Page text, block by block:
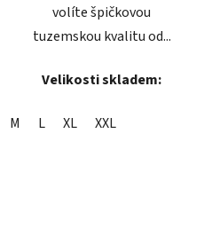
volíte špičkovou
tuzemskou kvalitu od...
Velikosti skladem:
M L XL XXL